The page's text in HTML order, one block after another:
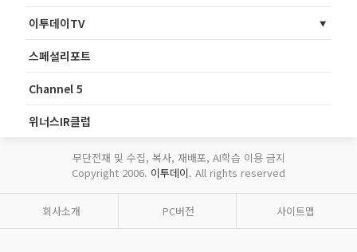
이투데이TV
스페셜리포트
Channel 5
위너스IR클럽
무단전재 및 수집, 복사, 재배포, AI학습 이용 금지
Copyright 2006. 이투데이. All rights reserved
회사소개 PC버전 사이트맵